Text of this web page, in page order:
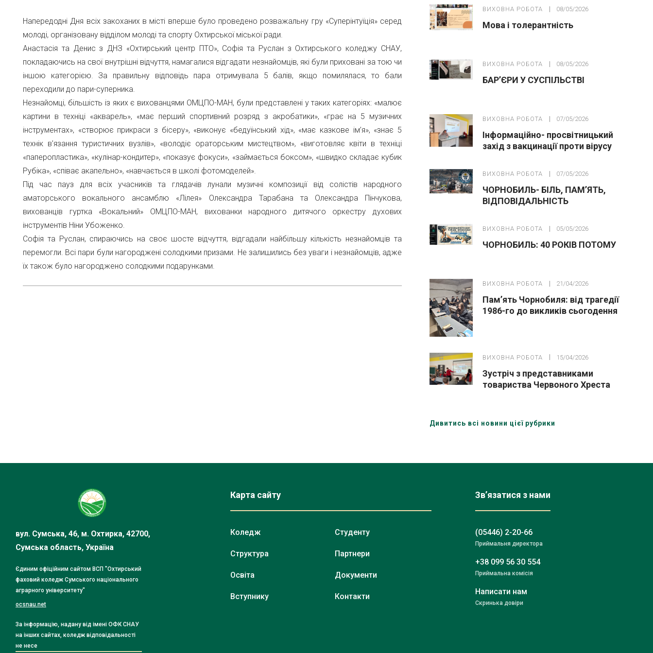
Напередодні Дня всіх закоханих в місті вперше було проведено розважальну гру «Суперінтуїція» серед
молоді, організовану відділом молоді та спорту Охтирської міської ради.
Анастасія та Денис з ДНЗ «Охтирський центр ПТО», Софія та Руслан з Охтирського коледжу СНАУ,
покладаючись на свої внутрішні відчуття, намагалися відгадати незнайомців, які були приховані за тою чи
іншою категорією. За правильну відповідь пара отримувала 5 балів, якщо помилялася, то бали
переходили до пари-суперника.
Незнайомці, більшість із яких є вихованцями ОМЦПО-МАН, були представлені у таких категоріях: «малює
картини в техніці «акварель», «має перший спортивний розряд з акробатики», «грає на 5 музичних
інструментах», «створює прикраси з бісеру», «виконує «бедуїнський хід», «має казкове ім’я», «знає 5
технік в’язання туристичних вузлів», «володіє ораторським мистецтвом», «виготовляє квіти в техніці
«паперопластика», «кулінар-кондитер», «показує фокуси», «займається боксом», «швидко складає кубик
Рубіка», «співає акапельно», «навчається в школі фотомоделей».
Під час пауз для всіх учасників та глядачів лунали музичні композиції від солістів народного
аматорського вокального ансамблю «Лілея» Олександра Тарабана та Олександра Пінчукова,
вихованців гуртка «Вокальний» ОМЦПО-МАН, вихованки народного дитячого оркестру духових
інструментів Ніни Убоженко.
Софія та Руслан, спираючись на своє шосте відчуття, відгадали найбільшу кількість незнайомців та
перемогли. Всі пари були нагороджені солодкими призами. Не залишились без уваги і незнайомців, адже
їх також було нагороджено солодкими подарунками.
ВИХОВНА РОБОТА 08/05/2026
Мова і толерантність
ВИХОВНА РОБОТА 08/05/2026
БАР’ЄРИ У СУСПІЛЬСТВІ
ВИХОВНА РОБОТА 07/05/2026
Інформаційно- просвітницький
захід з вакцинації проти вірусу
ВИХОВНА РОБОТА 07/05/2026
ЧОРНОБИЛЬ- БІЛЬ, ПАМ’ЯТЬ,
ВІДПОВІДАЛЬНІСТЬ
ВИХОВНА РОБОТА 05/05/2026
ЧОРНОБИЛЬ: 40 РОКІВ ПОТОМУ
ВИХОВНА РОБОТА 21/04/2026
Пам’ять Чорнобиля: від трагедії
1986-го до викликів сьогодення
ВИХОВНА РОБОТА 15/04/2026
Зустріч з представниками
товариства Червоного Хреста
Дивитись всі новини цієї рубрики
вул. Сумська, 46, м. Охтирка, 42700,
Сумська область, Україна
Єдиним офіційним сайтом ВСП "Охтирський
фаховий коледж Сумського національного
аграрного університету"
ocsnau.net
За інформацію, надану від імені ОФК СНАУ
на інших сайтах, коледж відповідальності
не несе
Карта сайту
Коледж
Структура
Освіта
Вступнику
Студенту
Партнери
Документи
Контакти
Зв’язатися з нами
(05446) 2-20-66
Приймальня директора
+38 099 56 30 554
Приймальна комісія
Написати нам
Скринька довіри